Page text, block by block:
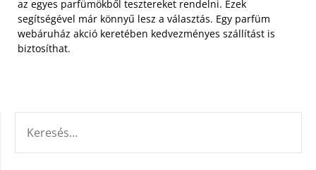
az egyes parfümökből tesztereket rendelni. Ezek
segítségével már könnyű lesz a választás. Egy parfüm
webáruház akció keretében kedvezményes szállítást is
biztosíthat.